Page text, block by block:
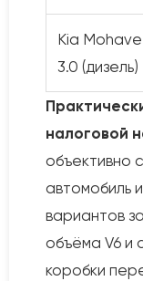
Kia Mohave
3.0 (дизель)
налоговой
объективно
автомобиль
вариантов
объёма V6 и
коробки